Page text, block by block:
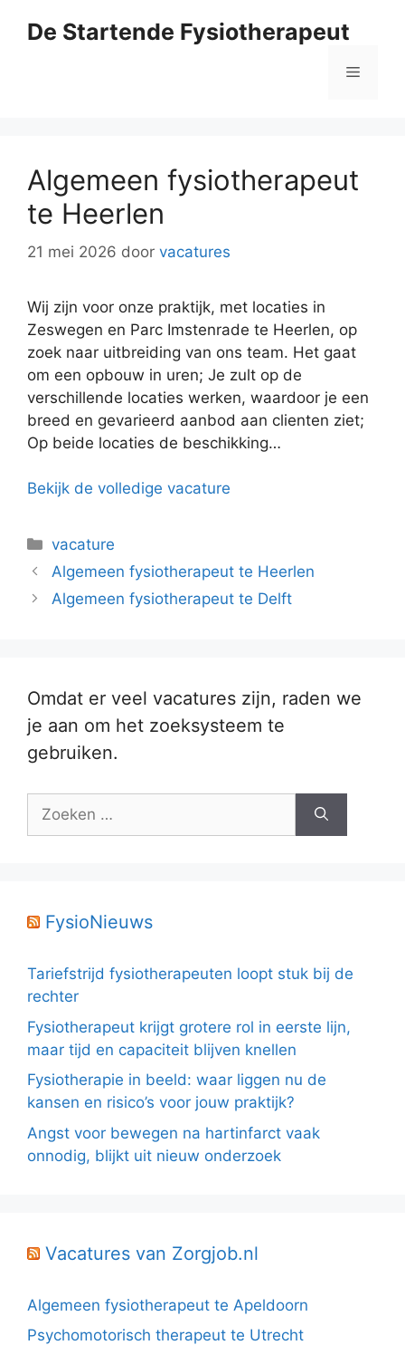
De Startende Fysiotherapeut
Menu
Algemeen fysiotherapeut
te Heerlen
21 mei 2026 door vacatures
Wij zijn voor onze praktijk, met locaties in
Zeswegen en Parc Imstenrade te Heerlen, op
zoek naar uitbreiding van ons team. Het gaat
om een opbouw in uren; Je zult op de
verschillende locaties werken, waardoor je een
breed en gevarieerd aanbod aan clienten ziet;
Op beide locaties de beschikking…
Bekijk de volledige vacature
Categorieën
vacature
Algemeen fysiotherapeut te Heerlen
Algemeen fysiotherapeut te Delft
Omdat er veel vacatures zijn, raden we
je aan om het zoeksysteem te
gebruiken.
Zoek
FysioNieuws
Tariefstrijd fysiotherapeuten loopt stuk bij de
rechter
Fysiotherapeut krijgt grotere rol in eerste lijn,
maar tijd en capaciteit blijven knellen
Fysiotherapie in beeld: waar liggen nu de
kansen en risico’s voor jouw praktijk?
Angst voor bewegen na hartinfarct vaak
onnodig, blijkt uit nieuw onderzoek
Vacatures van Zorgjob.nl
Algemeen fysiotherapeut te Apeldoorn
Psychomotorisch therapeut te Utrecht